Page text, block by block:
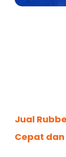
Jual
Cepat